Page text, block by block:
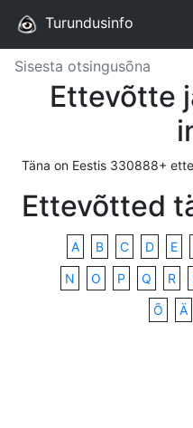
Turundusinfo
Ettevõtte
Täna on Eestis 330888+
Ettevõtted
A B C D E
N O P Q R
Õ Ä